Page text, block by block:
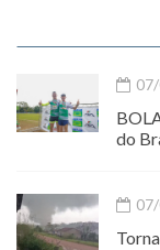
do